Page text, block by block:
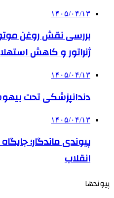
۱۴۰۵/۰۴/۱۳
بررسی نقش روغن
ژنراتور و کاهش
۱۴۰۵/۰۴/۱۳
دندانپزشکی تحت
۱۴۰۵/۰۴/۱۳
پیوندی ماندگار؛
انقلاب
پیوندها